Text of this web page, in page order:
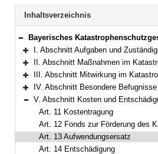
BAYERN.RECHT
letzten
Suche
Navigation
Inhaltsverzeichnis
Bereich reduzieren
Bayerisches Katastrophenschutzgesetz (BayKSG) Vom 24. Juli
Bereich erweitern
I. Abschnitt Aufgaben und
Bereich erweitern
II. Abschnitt Maßnahmen im
Bereich erweitern
III. Abschnitt Mitwirkung im
Bereich erweitern
IV. Abschnitt Besondere Befugnisse
Bereich reduzieren
V. Abschnitt Kosten und
Art. 11 Kostentragung
Art. 12 Fonds zur Förderung des
Art. 13 Aufwendungsersatz
Art. 14 Entschädigung